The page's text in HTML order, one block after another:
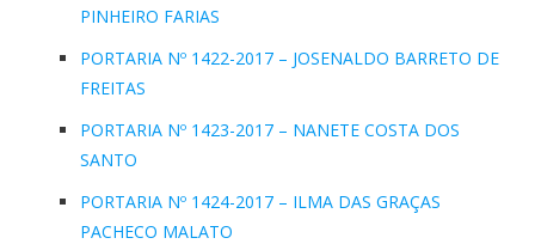
PINHEIRO FARIAS
PORTARIA Nº 1422-2017 – JOSENALDO BARRETO DE
FREITAS
PORTARIA Nº 1423-2017 – NANETE COSTA DOS
SANTO
PORTARIA Nº 1424-2017 – ILMA DAS GRAÇAS
PACHECO MALATO